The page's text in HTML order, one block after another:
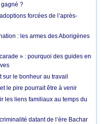
?
forcées de l’après-
: les armes des Aborigènes
» : pourquoi des guides en
sur le bonheur au travail
le pire pourrait être à venir
les liens familiaux au temps du
datant de l’ère Bachar